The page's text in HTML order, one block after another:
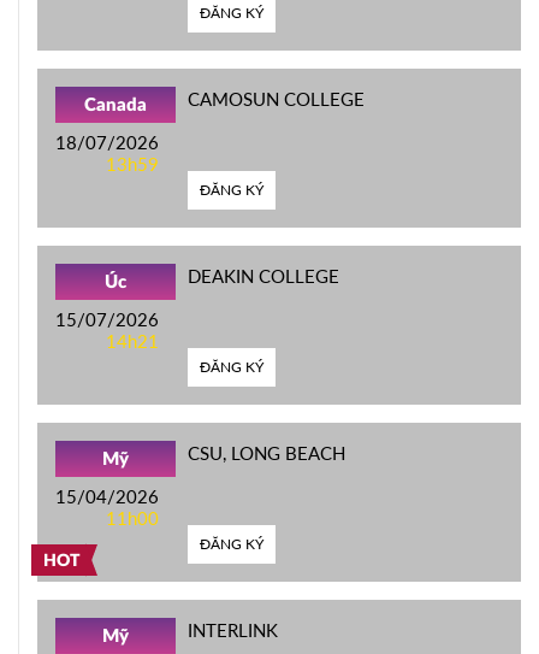
ĐĂNG KÝ
Canada
18/07/2026
13h59
CAMOSUN COLLEGE
ĐĂNG KÝ
Úc
15/07/2026
14h21
DEAKIN COLLEGE
ĐĂNG KÝ
HOT
Mỹ
15/04/2026
11h00
CSU, LONG BEACH
ĐĂNG KÝ
Mỹ INTERLINK